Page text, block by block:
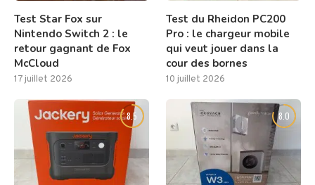
Test Star Fox sur
Nintendo Switch 2 : le
retour gagnant de Fox
McCloud
17 juillet 2026
Test du Rheidon PC200
Pro : le chargeur mobile
qui veut jouer dans la
cour des bornes
10 juillet 2026
8.5 8.0